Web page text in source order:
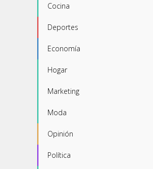
Cocina
Deportes
Economía
Hogar
Marketing
Moda
Opinión
Política